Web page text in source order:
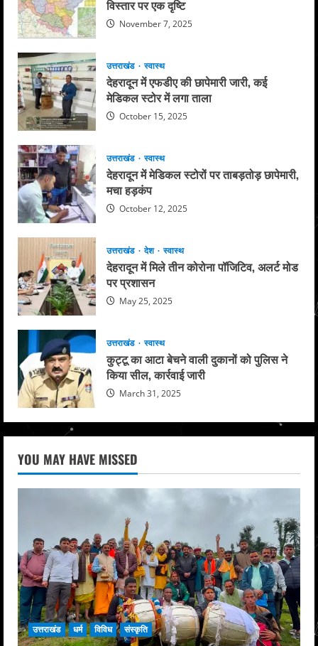
विस्तार पर एक दृष्टि
November 7, 2025
उत्तराखंड स्वास्थ
देहरादून में एफडीए की छापेमारी जारी, कई
मेडिकल स्टोर में लगा ताला
October 15, 2025
उत्तराखंड स्वास्थ
देहरादून में मेडिकल स्टोरों पर ताबड़तोड़ छापेमारी,
मचा हड़कंप
October 12, 2025
उत्तराखंड देश स्वास्थ
देहरादून में मिले तीन कोरोना पॉजिटिव, अलर्ट मोड
पर प्रशासन
May 25, 2025
उत्तराखंड स्वास्थ
कुट्टू का आटा बेचने वाली दुकानों को पुलिस ने
किया सील, कार्रवाई जारी
March 31, 2025
YOU MAY HAVE MISSED
उत्तराखंड धर्म विविध संस्कृति